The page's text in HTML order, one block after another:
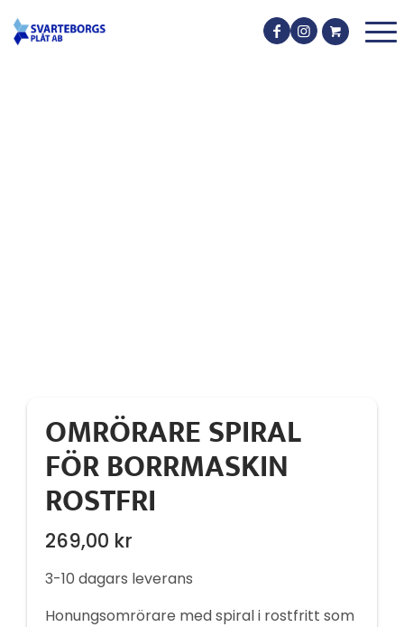
OMRÖRARE SPIRAL
FÖR BORRMASKIN
ROSTFRI
269,00 kr
3-10 dagars leverans
Honungsomrörare med spiral i rostfritt som